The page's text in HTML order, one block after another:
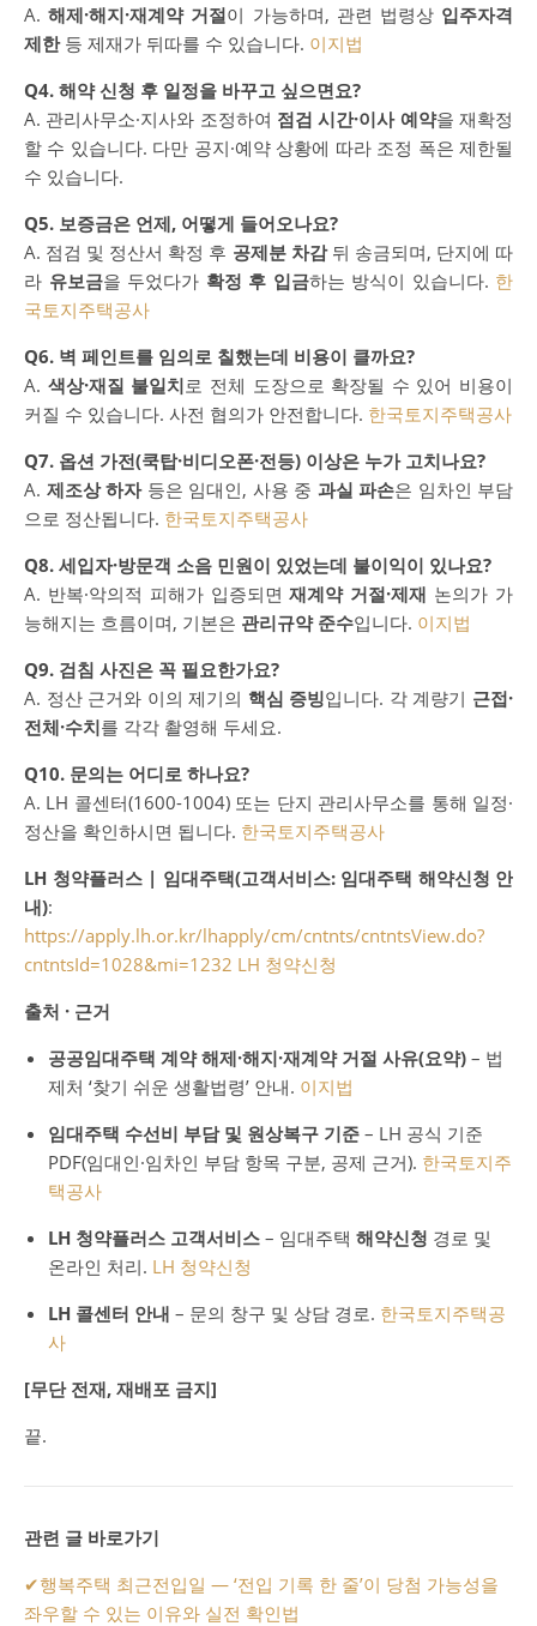
A.해제·해지·재계약 거절이 가능하며, 관련 법령상 입주자격
제한등 제재가 뒤따를 수 있습니다. 이지법
Q4. 해약 신청 후 일정을 바꾸고 싶으면요?
A. 관리사무소·지사와 조정하여 점검 시간·이사 예약을 재확정
할 수 있습니다. 다만 공지·예약 상황에 따라 조정 폭은 제한될
수 있습니다.
Q5. 보증금은 언제, 어떻게 들어오나요?
A. 점검 및 정산서 확정 후 공제분 차감뒤 송금되며, 단지에 따
라 유보금을 두었다가 확정 후 입금하는 방식이 있습니다. 한
국토지주택공사
Q6. 벽 페인트를 임의로 칠했는데 비용이 클까요?
A. 색상·재질 불일치로 전체 도장으로 확장될 수 있어 비용이
커질 수 있습니다. 사전 협의가 안전합니다. 한국토지주택공사
Q7. 옵션 가전(쿡탑·비디오폰·전등) 이상은 누가 고치나요?
A. 제조상 하자등은 임대인, 사용 중 과실 파손은 임차인 부담
으로 정산됩니다. 한국토지주택공사
Q8. 세입자·방문객 소음 민원이 있었는데 불이익이 있나요?
A. 반복·악의적 피해가 입증되면재계약 거절·제재 논의가 가
능해지는 흐름이며, 기본은 관리규약 준수입니다. 이지법
Q9. 검침 사진은 꼭 필요한가요?
A. 정산 근거와 이의 제기의 핵심 증빙입니다. 각 계량기 근접·
전체·수치를 각각 촬영해 두세요.
Q10. 문의는 어디로 하나요?
A. LH 콜센터(1600-1004) 또는 단지 관리사무소를 통해 일정·
정산을 확인하시면 됩니다. 한국토지주택공사
LH 청약플러스 | 임대주택(고객서비스: 임대주택 해약신청 안
내):
https://apply.lh.or.kr/lhapply/cm/cntnts/cntntsView.do?
cntntsId=1028&mi=1232 LH 청약신청
출처 · 근거
공공임대주택 계약 해제·해지·재계약 거절 사유(요약) – 법
제처 ‘찾기 쉬운 생활법령’ 안내. 이지법
임대주택 수선비 부담 및 원상복구 기준 – LH 공식 기준
PDF(임대인·임차인 부담 항목 구분, 공제 근거). 한국토지주
택공사
LH 청약플러스 고객서비스 – 임대주택 해약신청 경로 및
온라인 처리. LH 청약신청
LH 콜센터 안내 – 문의 창구 및 상담 경로. 한국토지주택공
사
[무단 전재, 재배포 금지]
끝.
관련 글 바로가기
✔행복주택 최근전입일 — ‘전입 기록 한 줄’이 당첨 가능성을
좌우할 수 있는 이유와 실전 확인법